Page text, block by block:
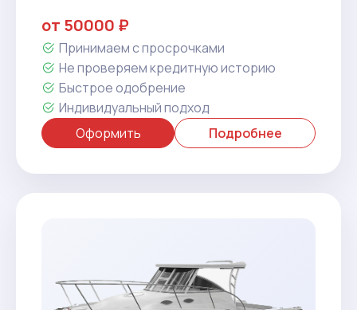
от 50000 ₽
Принимаем с просрочками
Не проверяем кредитную историю
Быстрое одобрение
Индивидуальный подход
Оформить
Подробнее